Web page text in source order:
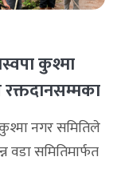
कुश्मा
कुश्मा नगर समितिले
वडा समितिमार्फत
जनाएको